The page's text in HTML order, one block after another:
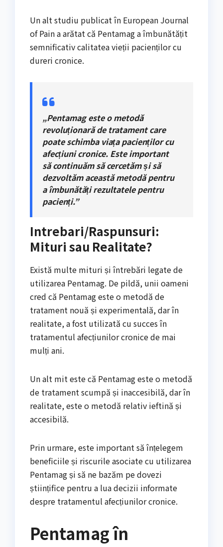
Un alt studiu publicat în European Journal
of Pain a arătat că Pentamag a îmbunătățit
semnificativ calitatea vieții pacienților cu
dureri cronice.
„Pentamag este o metodă
revoluționară de tratament care
poate schimba viața pacienților cu
afecțiuni cronice. Este important
să continuăm să cercetăm și să
dezvoltăm această metodă pentru
a îmbunătăți rezultatele pentru
pacienți.”
Intrebari/Raspunsuri:
Mituri sau Realitate?
Există multe mituri și întrebări legate de
utilizarea Pentamag. De pildă, unii oameni
cred că Pentamag este o metodă de
tratament nouă și experimentală, dar în
realitate, a fost utilizată cu succes în
tratamentul afecțiunilor cronice de mai
mulți ani.
Un alt mit este că Pentamag este o metodă
de tratament scumpă și inaccesibilă, dar în
realitate, este o metodă relativ ieftină și
accesibilă.
Prin urmare, este important să înțelegem
beneficiile și riscurile asociate cu utilizarea
Pentamag și să ne bazăm pe dovezi
științifice pentru a lua decizii informate
despre tratamentul afecțiunilor cronice.
Pentamag în